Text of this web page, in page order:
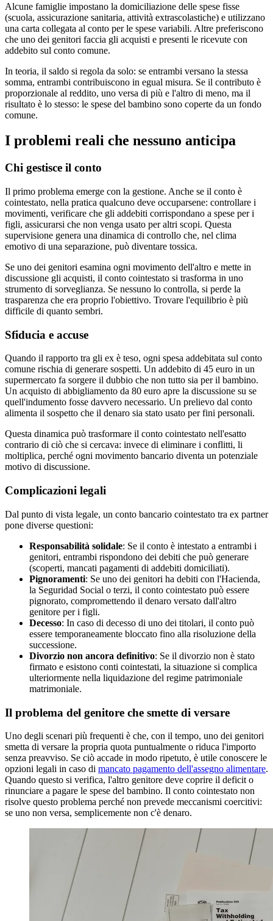
Alcune famiglie impostano la domiciliazione delle spese fisse
(scuola, assicurazione sanitaria, attività extrascolastiche) e utilizzano
una carta collegata al conto per le spese variabili. Altre preferiscono
che uno dei genitori faccia gli acquisti e presenti le ricevute con
addebito sul conto comune.
In teoria, il saldo si regola da solo: se entrambi versano la stessa
somma, entrambi contribuiscono in egual misura. Se il contributo è
proporzionale al reddito, uno versa di più e l'altro di meno, ma il
risultato è lo stesso: le spese del bambino sono coperte da un fondo
comune.
I problemi reali che nessuno anticipa
Chi gestisce il conto
Il primo problema emerge con la gestione. Anche se il conto è
cointestato, nella pratica qualcuno deve occuparsene: controllare i
movimenti, verificare che gli addebiti corrispondano a spese per i
figli, assicurarsi che non venga usato per altri scopi. Questa
supervisione genera una dinamica di controllo che, nel clima
emotivo di una separazione, può diventare tossica.
Se uno dei genitori esamina ogni movimento dell'altro e mette in
discussione gli acquisti, il conto cointestato si trasforma in uno
strumento di sorveglianza. Se nessuno lo controlla, si perde la
trasparenza che era proprio l'obiettivo. Trovare l'equilibrio è più
difficile di quanto sembri.
Sfiducia e accuse
Quando il rapporto tra gli ex è teso, ogni spesa addebitata sul conto
comune rischia di generare sospetti. Un addebito di 45 euro in un
supermercato fa sorgere il dubbio che non tutto sia per il bambino.
Un acquisto di abbigliamento da 80 euro apre la discussione su se
quell'indumento fosse davvero necessario. Un prelievo dal conto
alimenta il sospetto che il denaro sia stato usato per fini personali.
Questa dinamica può trasformare il conto cointestato nell'esatto
contrario di ciò che si cercava: invece di eliminare i conflitti, li
moltiplica, perché ogni movimento bancario diventa un potenziale
motivo di discussione.
Complicazioni legali
Dal punto di vista legale, un conto bancario cointestato tra ex partner
pone diverse questioni:
Responsabilità solidale: Se il conto è intestato a entrambi i
genitori, entrambi rispondono dei debiti che può generare
(scoperti, mancati pagamenti di addebiti domiciliati).
Pignoramenti: Se uno dei genitori ha debiti con l'Hacienda,
la Seguridad Social o terzi, il conto cointestato può essere
pignorato, compromettendo il denaro versato dall'altro
genitore per i figli.
Decesso: In caso di decesso di uno dei titolari, il conto può
essere temporaneamente bloccato fino alla risoluzione della
successione.
Divorzio non ancora definitivo: Se il divorzio non è stato
firmato e esistono conti cointestati, la situazione si complica
ulteriormente nella liquidazione del regime patrimoniale
matrimoniale.
Il problema del genitore che smette di versare
Uno degli scenari più frequenti è che, con il tempo, uno dei genitori
smetta di versare la propria quota puntualmente o riduca l'importo
senza preavviso. Se ciò accade in modo ripetuto, è utile conoscere le
opzioni legali in caso di mancato pagamento dell'assegno alimentare.
Quando questo si verifica, l'altro genitore deve coprire il deficit o
rinunciare a pagare le spese del bambino. Il conto cointestato non
risolve questo problema perché non prevede meccanismi coercitivi:
se uno non versa, semplicemente non c'è denaro.